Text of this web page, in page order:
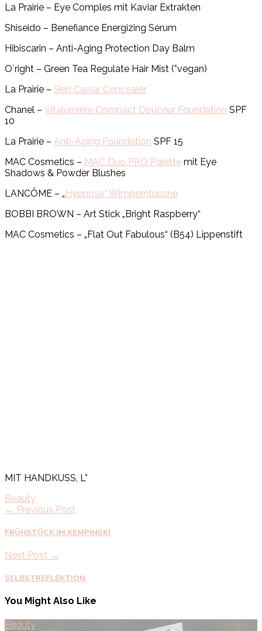
La Prairie – Eye Comples mit Kaviar Extrakten
Shiseido – Benefiance Energizing Sérum
Hibiscarin – Anti-Aging Protection Day Balm
O´right – Green Tea Regulate Hair Mist (*vegan)
La Prairie – Skin Caviar Concealer
Chanel – Vitalumière Compact Douceur Foundation SPF
10
La Prairie – Anti-Aging Foundation SPF 15
MAC Cosmetics – MAC Duo PRO Palette mit Eye
Shadows & Powder Blushes
LANCÔME – „Hypnose“ Wimperntusche
BOBBI BROWN – Art Stick „Bright Raspberry“
MAC Cosmetics – „Flat Out Fabulous“ (B54) Lippenstift
MIT HANDKUSS, L*
Beauty
← Previous Post
FRÜHSTÜCK IM KEMPINSKI
Next Post →
SELBSTREFLEKTION
You Might Also Like
Beauty